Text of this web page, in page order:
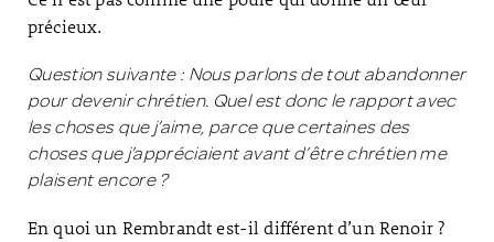
précieux.
Question suivante : Nous parlons de tout abandonner
pour devenir chrétien. Quel est donc le rapport avec
les choses que j’aime, parce que certaines des
choses que j’appréciaient avant d’être chrétien me
plaisent encore ?
En quoi un Rembrandt est-il différent d’un Renoir ?